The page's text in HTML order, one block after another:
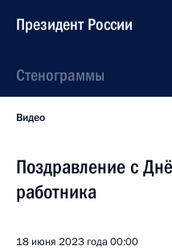
Президент России
Стенограммы
Видео
Поздравление с
работника
18 июня 2023 года00:00